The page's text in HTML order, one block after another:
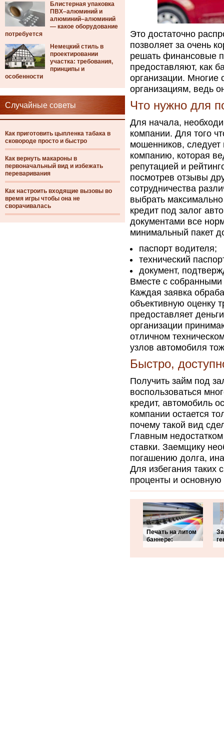
Блистерная упаковка
ПВХ–алюминий и
алюминий–алюминий
— какое оборудование
потребуется
Немецкий стиль в
проектировании
участка: требования,
принципы и
особенности
Случайные советы
Как приготовить цыпленка табака в
сковороде просто и быстро
Как вернуть макароны в
первоначальный вид и избежать
переваривания
Как настроить входящие вызовы во
время игры чтобы она не
сворачивалась
Это достаточно
позволяет за очень
решать финансовые
предоставляют, как
организации.
организациям, ведь
Что нужно для
Для начала,
компании. Для того
мошенников,
компанию, которая
репутацией и
посмотрев отзывы
сотрудничества
выбрать
кредит под залог
документами все
минимальный пакет
паспорт водителя;
технический
документ,
Вместе с
Каждая заявка
объективную оценку
предоставляет
организации
отличном
узлов автомобиля
Быстро,
Получить займ под
воспользоваться
кредит, автомобиль
компании остается
почему такой вид
Главным
ставки. Заемщику
погашению долга,
Для избегания таких
проценты и основную
Печать на литом
баннере: